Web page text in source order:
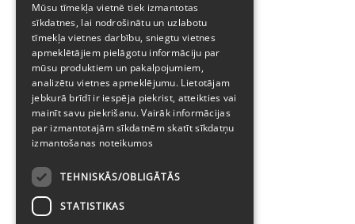
Mūsu tīmekļa vietnē tiek izmantotas
sīkdatnes, lai nodrošinātu un uzlabotu
tīmekļa vietnes darbību, sniegtu vietnes
apmeklētājiem pielāgotu informāciju par
mūsu produktiem un pakalpojumiem,
analizētu vietnes apmeklējumu. Lietotājam
jebkurā brīdī ir iespēja piekrist, atteikties vai
mainīt savu piekrišanu. Vairāk informācijas
par izmantotajām sīkdatnēm skatītsīkdatņu
izmantošanas noteikumos
TEHNISKĀS/OBLIGĀTĀS
STATISTIKAS